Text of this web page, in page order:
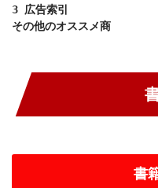
3 広告索引
その他のオススメ商
書